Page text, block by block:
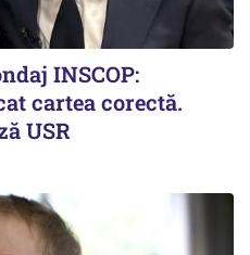
INSCOP:
cartea corectă.
USR